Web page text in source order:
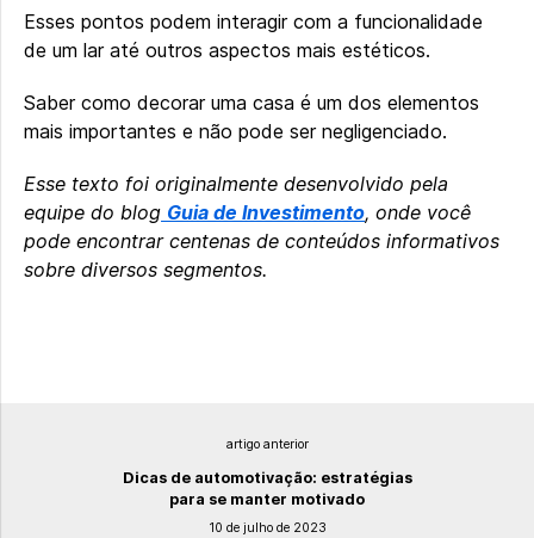
Esses pontos podem interagir com a funcionalidade
de um lar até outros aspectos mais estéticos.
Saber como decorar uma casa é um dos elementos
mais importantes e não pode ser negligenciado.
Esse texto foi originalmente desenvolvido pela
equipe do blog Guia de Investimento, onde você
pode encontrar centenas de conteúdos informativos
sobre diversos segmentos.
artigo anterior
Dicas de automotivação: estratégias
para se manter motivado
10 de julho de 2023